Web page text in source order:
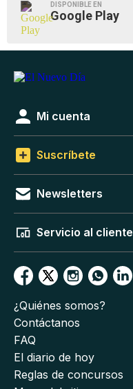
DISPONIBLE EN
Google Play
Mi cuenta
Suscríbete
Newsletters
Servicio al cliente
¿Quiénes somos?
Contáctanos
FAQ
El diario de hoy
Reglas de concursos